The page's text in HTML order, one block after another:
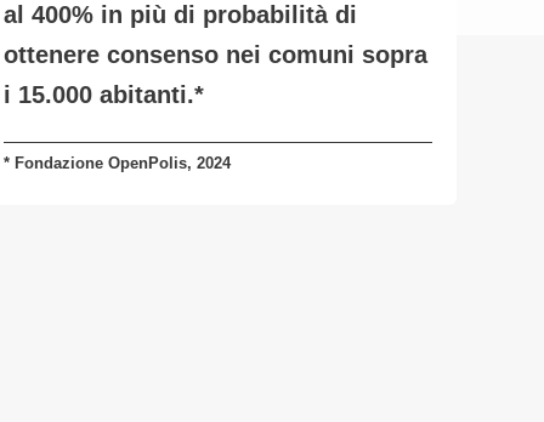
al 400% in più di probabilitàdi
ottenere consenso nei comuni sopra
i 15.000 abitanti.*
* Fondazione OpenPolis, 2024